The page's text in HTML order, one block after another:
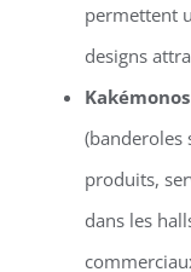
permettent
designs
Kakémonos
(banderoles
produits,
dans les